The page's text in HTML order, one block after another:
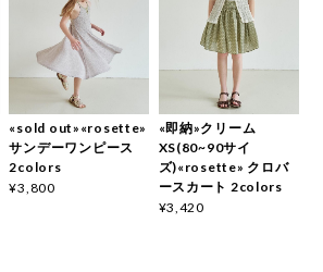
«sold out»«rosette»
サンデーワンピース
2colors
¥3,800
«即納»クリーム
XS(80~90サイ
ズ)«rosette» クロバ
ースカート 2colors
¥3,420